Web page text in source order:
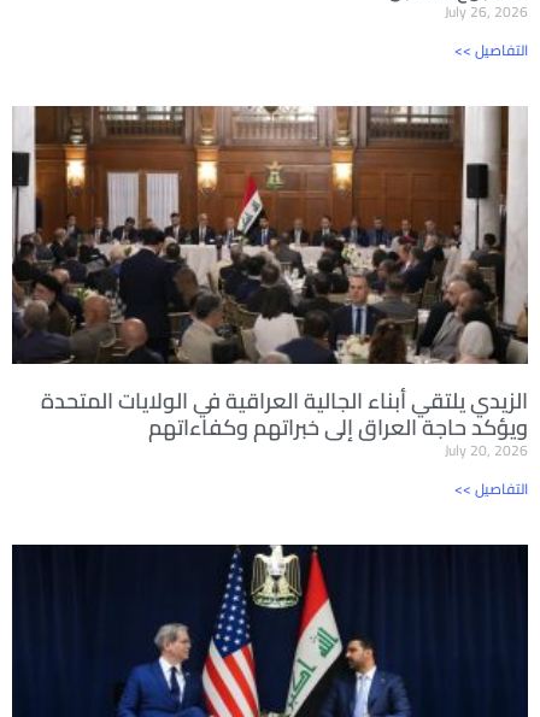
July 26, 2026
<< التفاصيل
الزيدي يلتقي أبناء الجالية العراقية في الولايات المتحدة
ويؤكد حاجة العراق إلى خبراتهم وكفاءاتهم
July 20, 2026
<< التفاصيل